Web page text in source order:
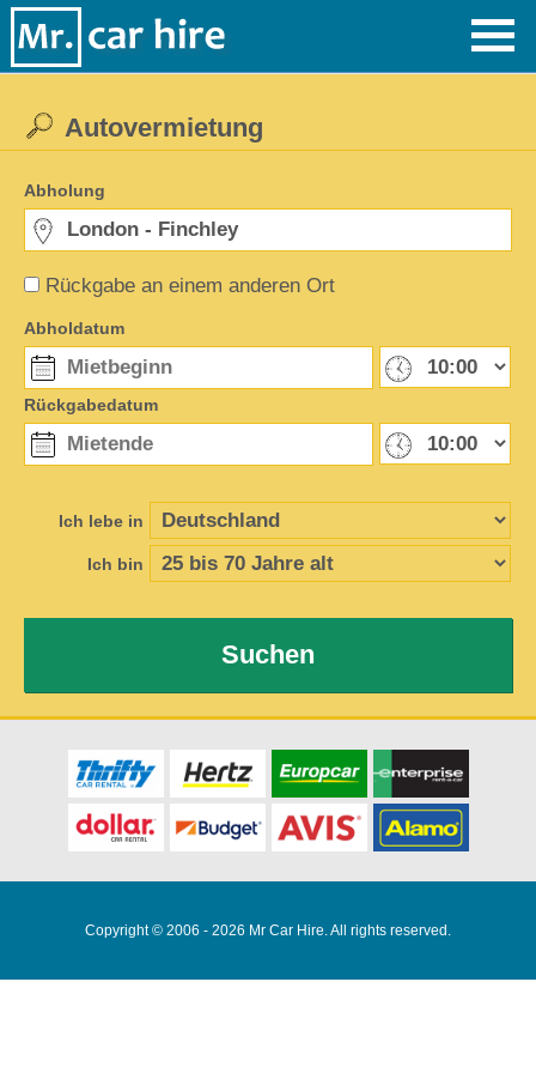
Rückgabe an einem anderen Ort
Autovermietung
Abholung
Abholdatum
Rückgabedatum
Ich lebe in
Ich bin
Suchen
Copyright © 2006 - 2026 Mr Car Hire. All rights reserved.